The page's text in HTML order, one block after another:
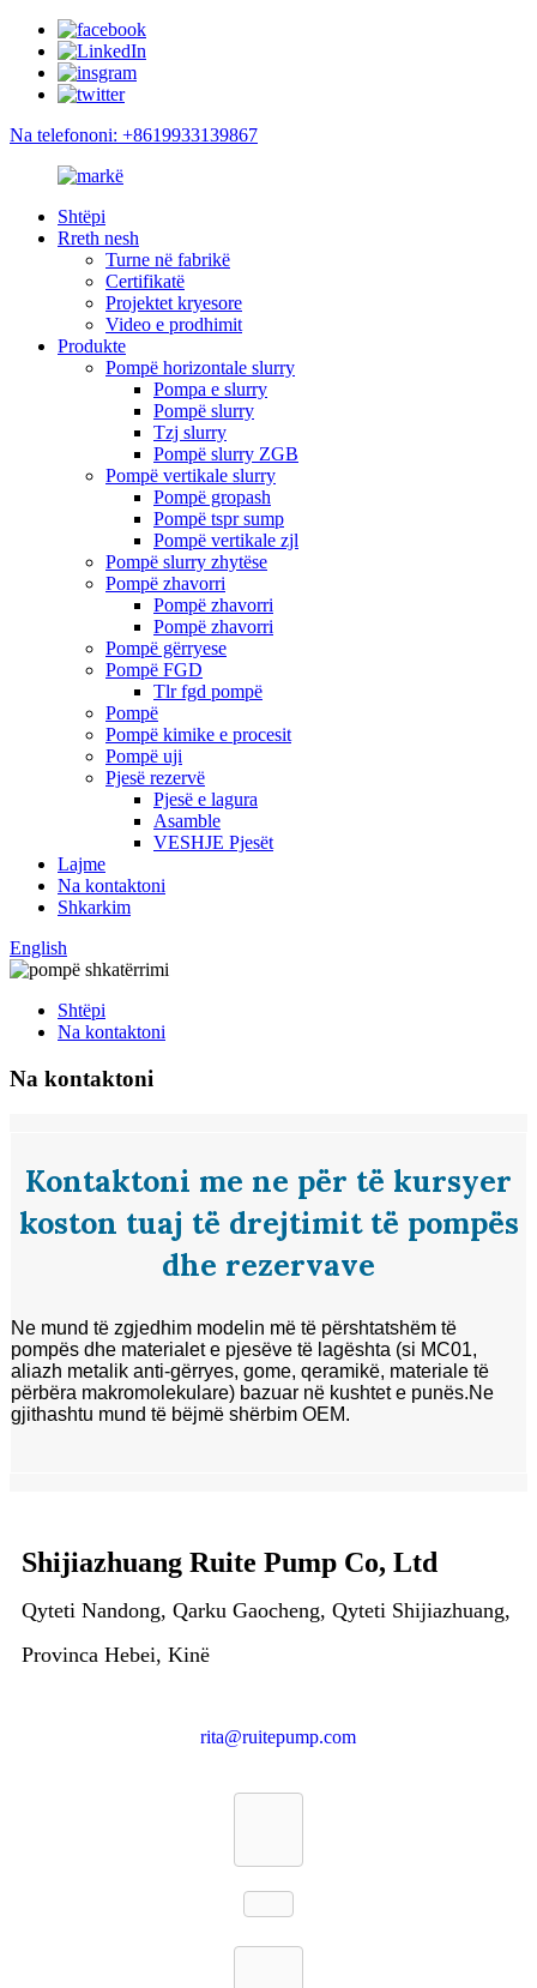
Na telefononi: +8619933139867
Shtëpi
Rreth nesh
Turne në fabrikë
Certifikatë
Projektet kryesore
Video e prodhimit
Produkte
Pompë horizontale slurry
Pompa e slurry
Pompë slurry
Tzj slurry
Pompë slurry ZGB
Pompë vertikale slurry
Pompë gropash
Pompë tspr sump
Pompë vertikale zjl
Pompë slurry zhytëse
Pompë zhavorri
Pompë zhavorri
Pompë zhavorri
Pompë gërryese
Pompë FGD
Tlr fgd pompë
Pompë
Pompë kimike e procesit
Pompë uji
Pjesë rezervë
Pjesë e lagura
Asamble
VESHJE Pjesët
Lajme
Na kontaktoni
Shkarkim
English
Shtëpi
Na kontaktoni
Na kontaktoni
Kontaktoni me ne për të kursyer
koston tuaj të drejtimit të pompës
dhe rezervave
Ne mund të zgjedhim modelin më të përshtatshëm të
pompës dhe materialet e pjesëve të lagështa (si MC01,
aliazh metalik anti-gërryes, gome, qeramikë, materiale të
përbëra makromolekulare) bazuar në kushtet e punës.Ne
gjithashtu mund të bëjmë shërbim OEM.
Shijiazhuang Ruite Pump Co, Ltd
Qyteti Nandong, Qarku Gaocheng, Qyteti Shijiazhuang,
Provinca Hebei, Kinë
rita@ruitepump.com